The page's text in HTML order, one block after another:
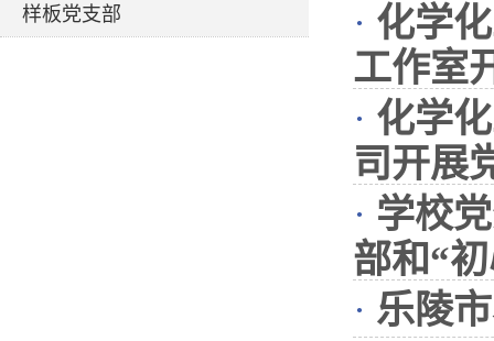
样板党支部 · 化学
工作室
· 化学
司开展
· 学校
部和“
· 乐陵